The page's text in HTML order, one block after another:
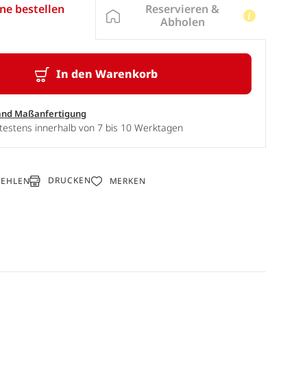
bestellen
In den Warenkorb
Maßanfertigung
innerhalb von 7 bis 10 Werktagen
Reservieren &
Abholen
DRUCKEN MERKEN